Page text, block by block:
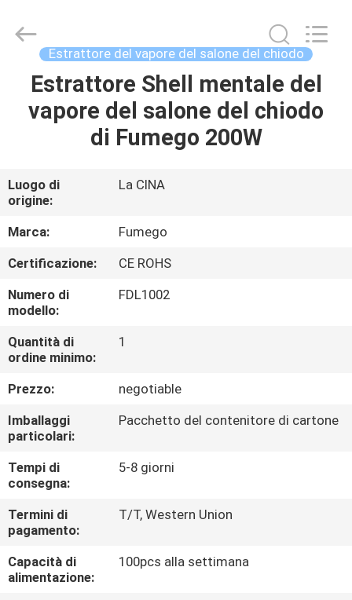
CASA
PRODOTTI
CIRCA
NOI
GIRO
DELLA
FABBRICA
CONTROLLO
DI
QUALITÀ
CONTATTICI
RICHIEDA
UNA
CITAZIONE
Rights
Reserved.
Estrattore del vapore del salone del chiodo
Estrattore Shell mentale del
vapore del salone del chiodo
di Fumego 200W
Luogo di
origine:
La CINA
Marca:
Fumego
Certificazione:
CE ROHS
Numero di
modello:
FDL1002
Quantità di
ordine minimo:
1
Prezzo:
negotiable
Imballaggi
particolari:
Pacchetto del contenitore di cartone
Tempi di
consegna:
5-8 giorni
Termini di
pagamento:
T/T, Western Union
Capacità di
alimentazione:
100pcs alla settimana